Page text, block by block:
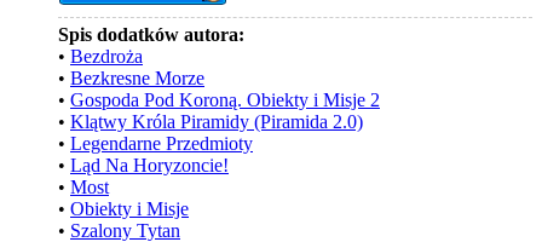
Spis dodatków autora:
• Bezdroża
• Bezkresne Morze
• Gospoda Pod Koroną. Obiekty i Misje 2
• Klątwy Króla Piramidy (Piramida 2.0)
• Legendarne Przedmioty
• Ląd Na Horyzoncie!
• Most
• Obiekty i Misje
• Szalony Tytan